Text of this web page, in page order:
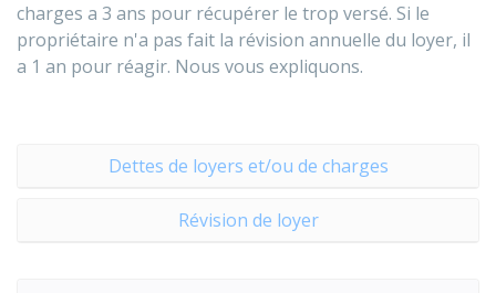
charges a 3 ans pour récupérer le trop versé. Si le
propriétaire n'a pas fait la révision annuelle du loyer, il
a 1 an pour réagir. Nous vous expliquons.
Dettes de loyers et/ou de charges
Révision de loyer